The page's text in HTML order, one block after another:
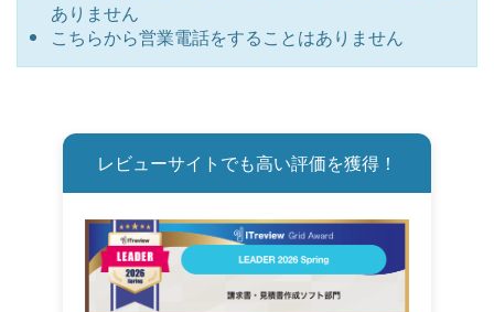
ありません
こちらから営業電話をすることはありません
レビューサイトでも高い評価を獲得！